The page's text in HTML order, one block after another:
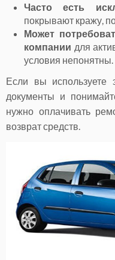
Часто есть
покрывают кражу,
Может
компании для
условия непонятны.
Если вы используете
документы и
нужно оплачивать
возврат средств.